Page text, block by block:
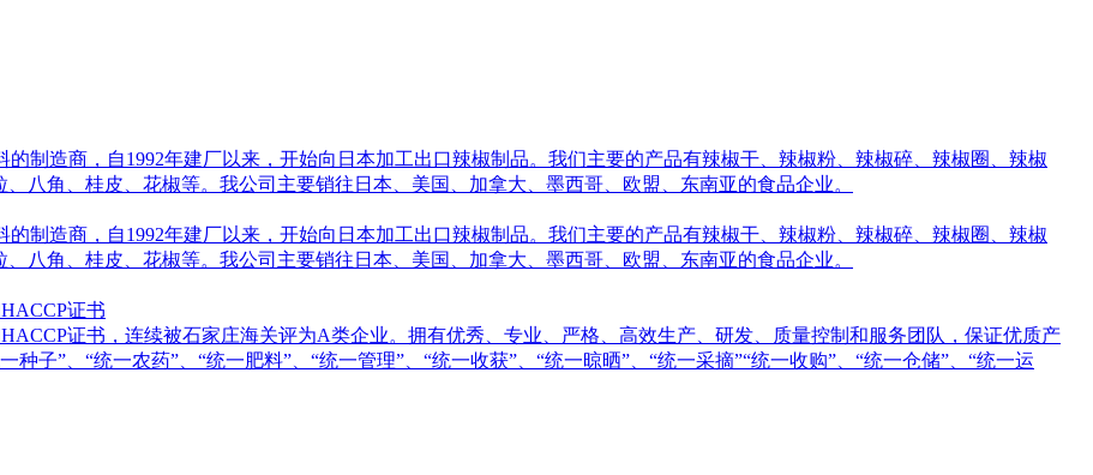
制造商，自1992年建厂以来，开始向日本加工出口辣椒制品。我们主要的产品有辣椒干、辣椒粉、辣椒碎、辣椒圈、辣椒
八角、桂皮、花椒等。我公司主要销往日本、美国、加拿大、墨西哥、欧盟、东南亚的食品企业。
制造商，自1992年建厂以来，开始向日本加工出口辣椒制品。我们主要的产品有辣椒干、辣椒粉、辣椒碎、辣椒圈、辣椒
八角、桂皮、花椒等。我公司主要销往日本、美国、加拿大、墨西哥、欧盟、东南亚的食品企业。
证书
证书，连续被石家庄海关评为A类企业。拥有优秀、专业、严格、高效生产、研发、质量控制和服务团队，保证优质产
子”、“统一农药”、“统一肥料”、“统一管理”、“统一收获”、“统一晾晒”、“统一采摘”“统一收购”、“统一仓储”、“统一运